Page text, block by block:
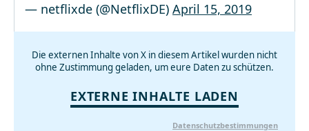
— netflixde (@NetflixDE) April 15, 2019
Die externen Inhalte von X in diesem Artikel wurden nicht
ohne Zustimmung geladen, um eure Daten zu schützen.
EXTERNE INHALTE LADEN
Datenschutzbestimmungen